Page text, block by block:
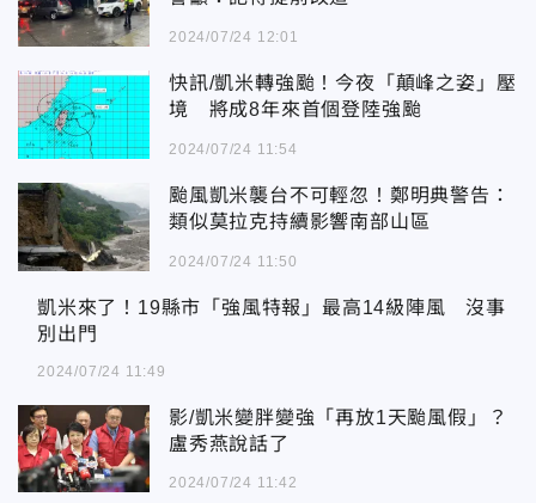
2024/07/24 12:01
快訊/凱米轉強颱！今夜「顛峰之姿」壓
境 將成8年來首個登陸強颱
2024/07/24 11:54
颱風凱米襲台不可輕忽！鄭明典警告：
類似莫拉克持續影響南部山區
2024/07/24 11:50
凱米來了！19縣市「強風特報」最高14級陣風 沒事
別出門
2024/07/24 11:49
影/凱米變胖變強「再放1天颱風假」？
盧秀燕說話了
2024/07/24 11:42